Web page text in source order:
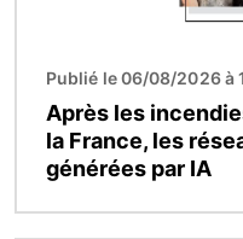
Publié le 06/08/2026 à
Après les
la France, les
générées par IA